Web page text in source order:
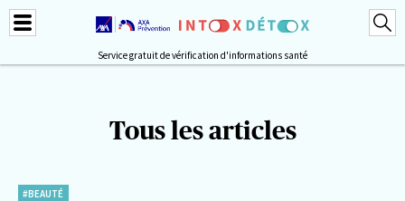
Service gratuit de vérification d'informations santé
Tous les articles
#BEAUTÉ